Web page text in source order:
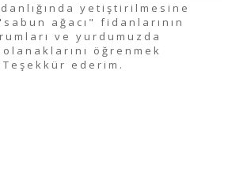
yetiştirilmesine
ağacı" fidanlarının
ve yurdumuzda
öğrenmek
ederim.